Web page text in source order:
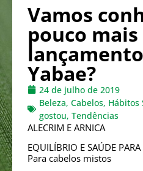
Vamos
pouco
Yabae?
24 de julho de 2019
Beleza, Cabelos, Hábitos
gostou, Tendências
ALECRIM E ARNICA
EQUILÍBRIO E SAÚDE
Para cabelos mistos